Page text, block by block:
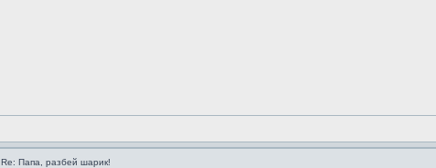
Re: Папа, разбей шарик!